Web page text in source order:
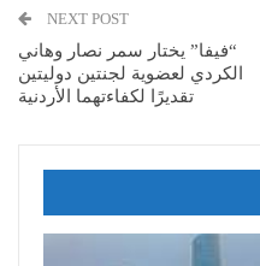
NEXT POST
“فيفا” يختار سمر نصار وهاني
الكردي لعضوية لجنتين دوليتين
تقديرًا لكفاءتهما الأردنية